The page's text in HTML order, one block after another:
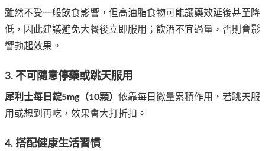
雖然不受一般飲食影響，但高油脂食物可能讓藥效延後甚至降
低，因此建議避免大餐後立即服用；飲酒不宜過量，否則會影
響勃起效果。
3. 不可隨意停藥或跳天服用
犀利士每日錠5mg（10顆） 依靠每日微量累積作用，若跳天服
用或想到再吃，效果會大打折扣。
4. 搭配健康生活習慣